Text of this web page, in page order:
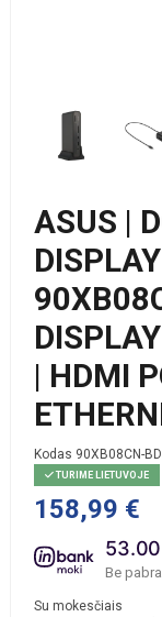
ASUS |
| HDMI
Kodas 90XB08CN-
TURIME LIETUVOJE
158,99 €
Be
Su mokesčiais